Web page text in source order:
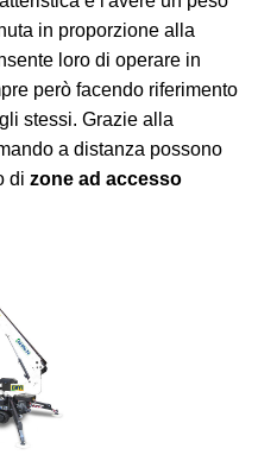
in proporzione alla
loro di operare in
però facendo riferimento
stessi. Grazie alla
a distanza possono
di zone ad accesso